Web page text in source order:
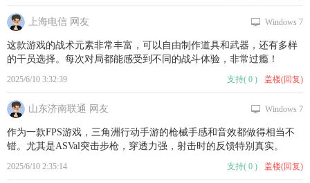
上海电信 网友
2025/6/10 3:32:39
这款游戏的战术元素非常丰富，可以自由制作道具和武器，还有多样
的干员选择。每次对局都能感受到不同的战斗体验，非常过瘾！
Windows 7
支持( 0 ) 盖楼(回复)
山东济南联通 网友
2025/6/10 2:35:14
作为一款FPS游戏，三角洲行动手游的枪械手感和音效都做得相当不
错。尤其是ASVal突击步枪，穿透力强，射击时的反馈特别真实。
Windows 7
支持( 0 ) 盖楼(回复)